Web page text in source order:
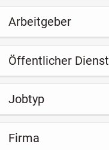
Arbeitgeber
Öffentlicher Dienst
Jobtyp
Firma